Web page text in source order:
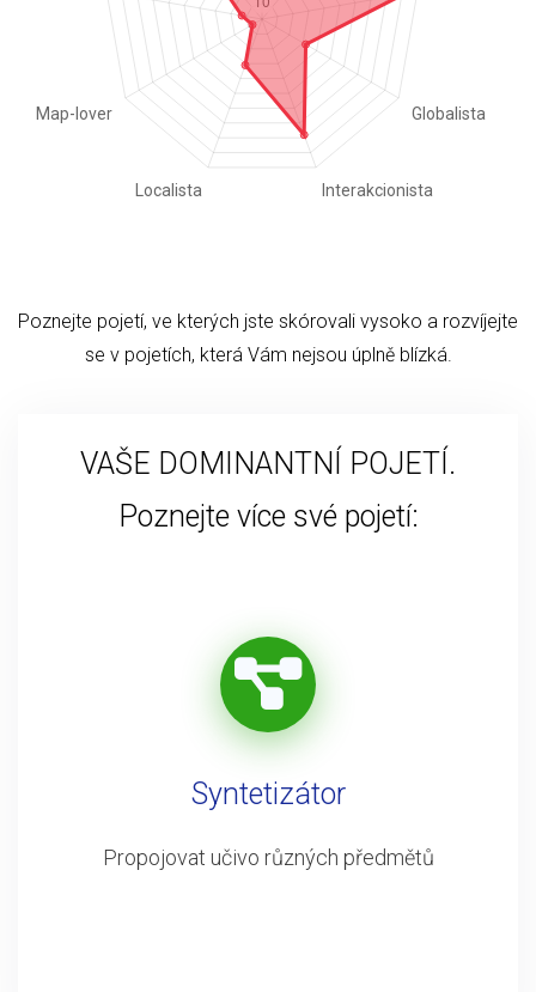
Poznejte pojetí, ve kterých jste skórovali vysoko a rozvíjejte
se v pojetích, která Vám nejsou úplně blízká.
VAŠE DOMINANTNÍ POJETÍ.
Poznejte více své pojetí:
Syntetizátor
Propojovat učivo různých předmětů